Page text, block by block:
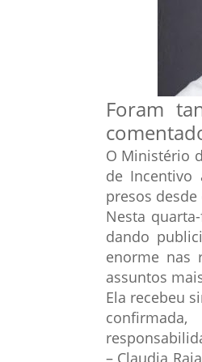
Foram
O Ministério
de Incentivo
presos
Nesta
dando
enorme nas
assuntos
Ela recebeu
– Claudia